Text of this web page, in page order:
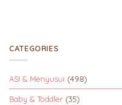
CATEGORIES
ASI & Menyusui (498)
Baby & Toddler (35)